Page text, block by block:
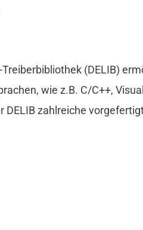
(DELIB)
wie z.B. C/C++,
DELIB zahlreiche